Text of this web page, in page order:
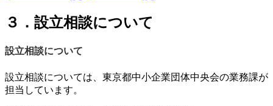
３．設立相談について
設立相談について
設立相談については、東京都中小企業団体中央会の業務課が
担当しています。